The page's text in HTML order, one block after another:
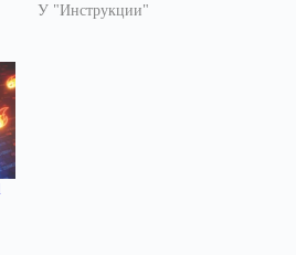
У "Инструкции"